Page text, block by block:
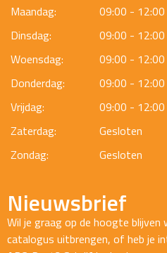
Maandag:
09:00 -
Dinsdag:
09:00 -
Woensdag:
09:00 - 12:00
Donderdag:
09:00 -
Vrijdag:
09:00 -
Zaterdag:
Gesloten
Zondag:
Gesloten
Nieuwsbrief
Wil je graag op de hoogte blijven
catalogus uitbrengen, of heb je